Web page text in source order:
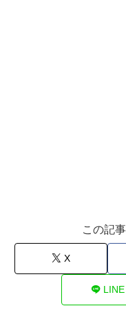
この記
X
LINE